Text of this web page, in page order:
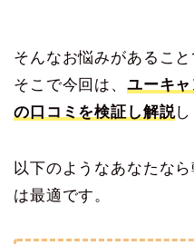
そんなお悩みがあること
そこで今回は、 ユーキ
の口コミを検証し解説し
以下のようなあなたな
は最適です。